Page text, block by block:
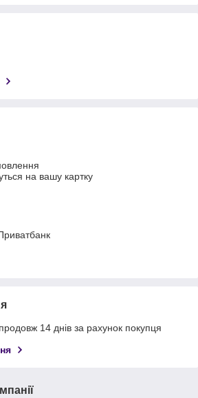
на вашу картку
14 днів за рахунок покупця